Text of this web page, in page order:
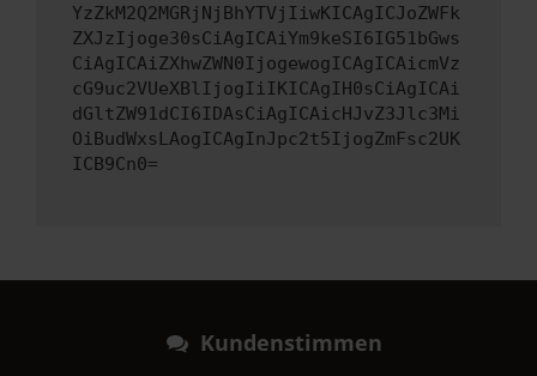
YzZkM2Q2MGRjNjBhYTVjIiwKICAgICJoZWFk
ZXJzIjoge30sCiAgICAiYm9keSI6IG51bGws
CiAgICAiZXhwZWN0IjogewogICAgICAicmVz
cG9uc2VUeXBlIjogIiIKICAgIH0sCiAgICAi
dGltZW91dCI6IDAsCiAgICAicHJvZ3Jlc3Mi
OiBudWxsLAogICAgInJpc2t5IjogZmFsc2UK
ICB9Cn0=
Kundenstimmen